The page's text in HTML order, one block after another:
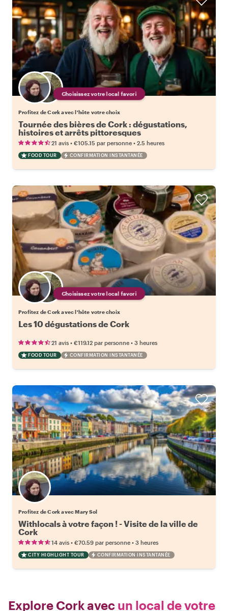
Choisissez votre local favori
Profitez de Cork avec l'hôte votre choix
Tournée des bières de Cork : dégustations,
histoires et arrêts pittoresques
21 avis • €105.15 par personne • 2.5 heures
FOOD TOUR CONFIRMATION INSTANTANÉE
Choisissez votre local favori
Profitez de Cork avec l'hôte votre choix
Les 10 dégustations de Cork
21 avis • €119.12 par personne • 3 heures
FOOD TOUR CONFIRMATION INSTANTANÉE
Profitez de Cork avec Mary Sol
Withlocals à votre façon ! - Visite de la ville de
Cork
14 avis • €70.59 par personne • 3 heures
CITY HIGHLIGHT TOUR CONFIRMATION INSTANTANÉE
Explore Cork avec un local de votre